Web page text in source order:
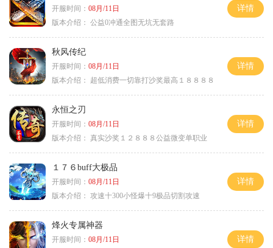
开服时间： 08月/11日
版本介绍： 公益0冲通全图无坑无套路
详情
秋风传纪
开服时间： 08月/11日
版本介绍：
超低消费一切靠打沙奖最高１８８８８
详情
永恒之刃
开服时间： 08月/11日
版本介绍： 真实沙奖１２８８８公益微变单职业
详情
１７６buff大极品
开服时间： 08月/11日
版本介绍： 攻速十300小怪爆十9极品切割攻速
详情
烽火专属神器
开服时间： 08月/11日
详情